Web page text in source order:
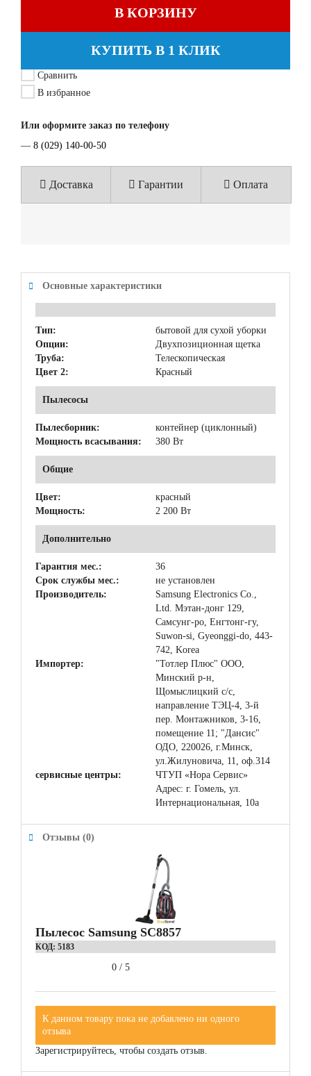
В КОРЗИНУ
КУПИТЬ В 1 КЛИК
Сравнить
В избранное
Или оформите заказ по телефону
— 8 (029) 140-00-50
Доставка Гарантии Оплата
Основные характеристики
Тип:
бытовой для сухой уборки
Опции:
Двухпозиционная щетка
Труба:
Телескопическая
Цвет 2:
Красный
Пылесосы
Пылесборник:
контейнер (циклонный)
Мощность всасывания:
380 Вт
Общие
Цвет:
красный
Мощность:
2 200 Вт
Дополнительно
Гарантия мес.:
36
Срок службы мес.:
не установлен
Производитель:
Samsung Electronics Co.,
Ltd. Мэтан-донг 129,
Самсунг-ро, Енгтонг-гу,
Suwon-si, Gyeonggi-do, 443-
742, Korea
Импортер:
"Тотлер Плюс" ООО,
Минский р-н,
Щомыслицкий с/с,
направление ТЭЦ-4, 3-й
пер. Монтажников, 3-16,
помещение 11; "Дансис"
ОДО, 220026, г.Минск,
ул.Жилуновича, 11, оф.314
сервисные центры:
ЧТУП «Нора Сервис»
Адрес: г. Гомель, ул.
Интернациональная, 10а
Отзывы (0)
Пылесос Samsung SC8857
КОД: 5183
0 / 5
К данном товару пока не добавлено ни одного
отзыва
Зарегистрируйтесь, чтобы создать отзыв.